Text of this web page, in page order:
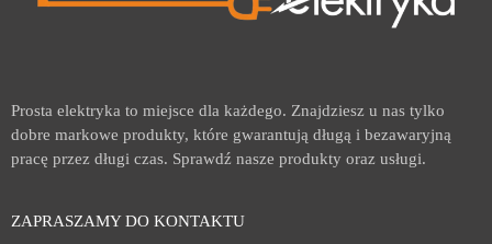
Prosta elektryka to miejsce dla każdego. Znajdziesz u nas tylko
dobre markowe produkty, które gwarantują długą i bezawaryjną
pracę przez długi czas. Sprawdź nasze produkty oraz usługi.
ZAPRASZAMY DO KONTAKTU